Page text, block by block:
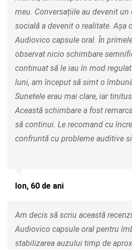
meu. Conversațiile au devenit un
socială a devenit o realitate. Așa
Audiovico capsule oral. În
observat nicio schimbare
continuat să le iau în mod
luni, am început să simt o
Sunetele erau mai clare, iar
Această schimbare a fost
să continui. Le recomand cu
confruntă cu probleme auditive
Ion, 60 de ani
Am decis să scriu această
Audiovico capsule oral pentru
stabilizarea auzului timp de